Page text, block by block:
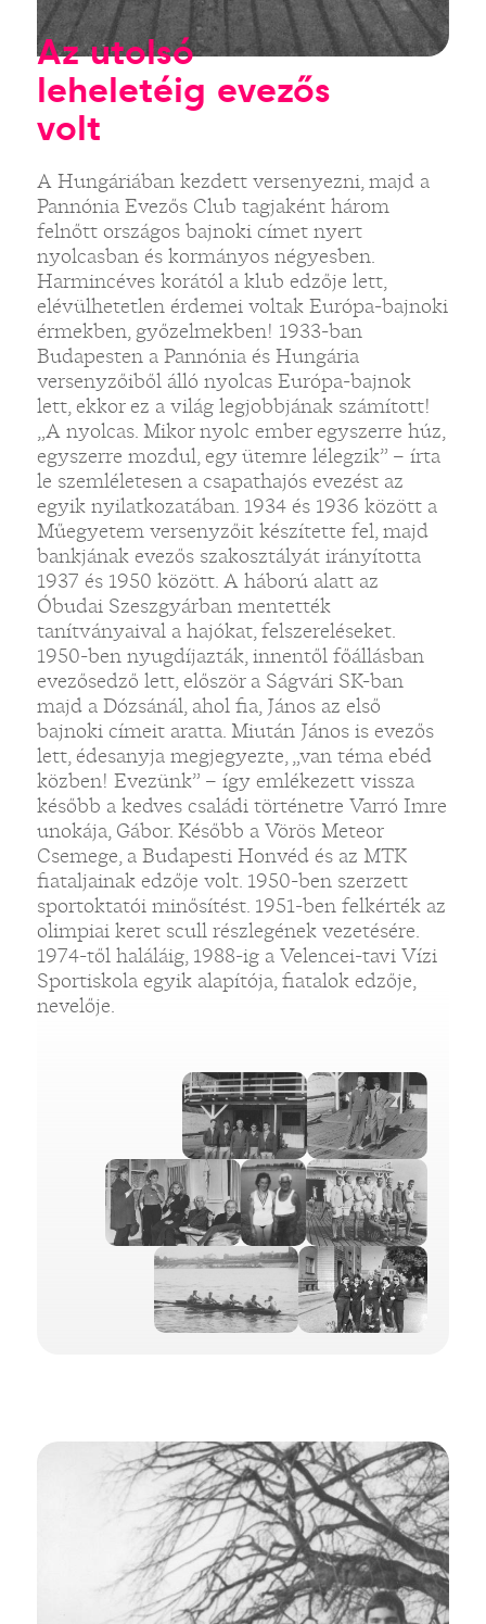
Az utolsó
leheletéig evezős
volt
A Hungáriában kezdett versenyezni, majd a
Pannónia Evezős Club tagjaként három
felnőtt országos bajnoki címet nyert
nyolcasban és kormányos négyesben.
Harmincéves korától a klub edzője lett,
elévülhetetlen érdemei voltak Európa-bajnoki
érmekben, győzelmekben! 1933-ban
Budapesten a Pannónia és Hungária
versenyzőiből álló nyolcas Európa-bajnok
lett, ekkor ez a világ legjobbjának számított!
„A nyolcas. Mikor nyolc ember egyszerre húz,
egyszerre mozdul, egy ütemre lélegzik” – írta
le szemléletesen a csapathajós evezést az
egyik nyilatkozatában. 1934 és 1936 között a
Műegyetem versenyzőit készítette fel, majd
bankjának evezős szakosztályát irányította
1937 és 1950 között. A háború alatt az
Óbudai Szeszgyárban mentették
tanítványaival a hajókat, felszereléseket.
1950-ben nyugdíjazták, innentől főállásban
evezősedző lett, először a Ságvári SK-ban
majd a Dózsánál, ahol fia, János az első
bajnoki címeit aratta. Miután János is evezős
lett, édesanyja megjegyezte, „van téma ebéd
közben! Evezünk” – így emlékezett vissza
később a kedves családi történetre Varró Imre
unokája, Gábor. Később a Vörös Meteor
Csemege, a Budapesti Honvéd és az MTK
fiataljainak edzője volt. 1950-ben szerzett
sportoktatói minősítést. 1951-ben felkérték az
olimpiai keret scull részlegének vezetésére.
1974-től haláláig, 1988-ig a Velencei-tavi Vízi
Sportiskola egyik alapítója, fiatalok edzője,
nevelője.